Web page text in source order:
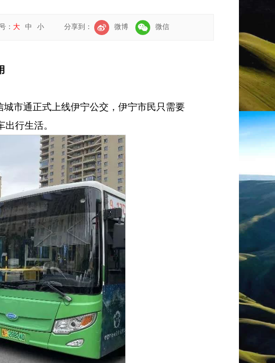
： 大 中 小 分享到： 微博 微信
城市通正式上线伊宁公交，伊宁市民只需要
出行生活。